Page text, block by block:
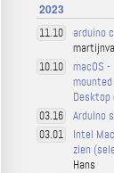
2023
11.10 arduino
10.10
macOS
Desktop
03.16 Arduino
03.01
Intel
zien
Hans